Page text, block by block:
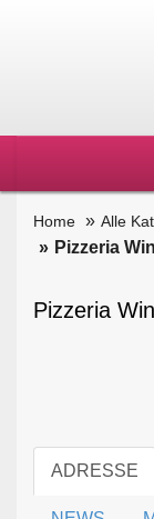
Home Alle
Pizzeria
Pizzeria
ADRESSE